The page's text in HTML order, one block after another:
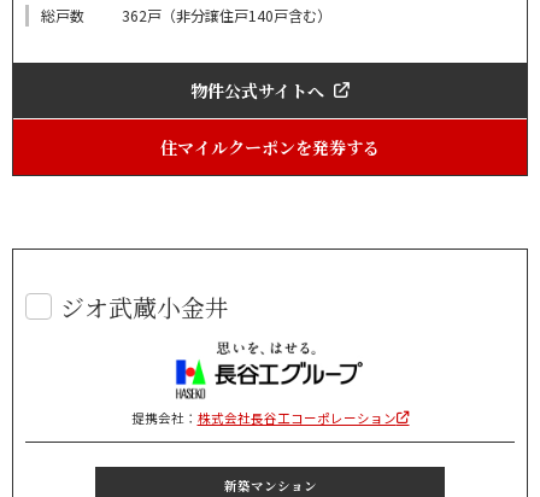
総戸数
362戸（非分譲住戸140戸含む）
物件公式サイトへ
住マイルクーポンを発券する
ジオ武蔵小金井
提携会社： 株式会社長谷工コーポレーション
新築マンション